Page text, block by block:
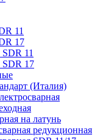
11
17
11
SDR 17
(Италия)
на латунь
редукционная